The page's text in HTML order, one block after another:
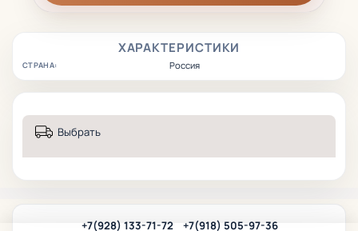
ХАРАКТЕРИСТИКИ
СТРАНА: Россия
Выбрать
+7(928) 133-71-72 +7(918) 505-97-36